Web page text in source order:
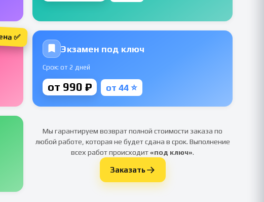
✅
Экзамен под ключ
Срок: от 2 дней
от 990 ₽ от 44 ⭐
Мы гарантируем возврат полной стоимости заказа по
любой работе, которая не будет сдана в срок. Выполнение
всех работ происходит«под ключ».
Заказать